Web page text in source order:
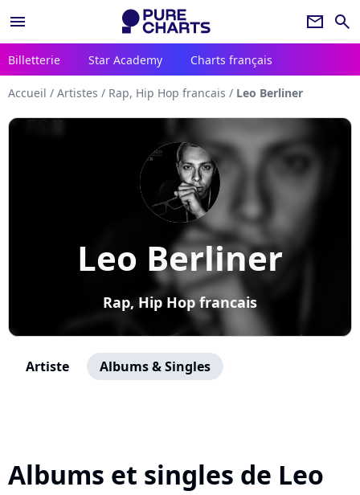
menu newsletter search
Billetterie Star Academy Charts français
Accueil / Artistes / Rap, Hip Hop francais / Leo Berliner
Leo Berliner
Rap, Hip Hop francais
Artiste Albums & Singles
Albums et singles de Leo